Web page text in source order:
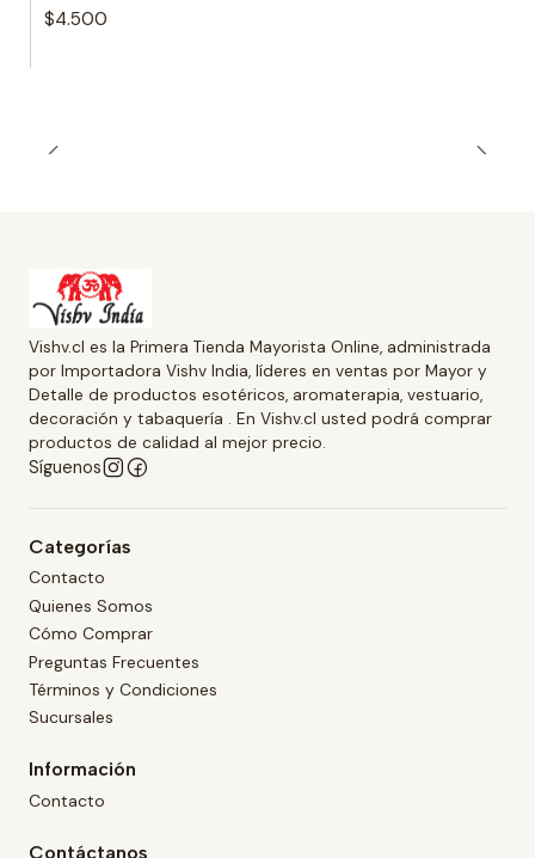
$4.500
Vishv.cl es la Primera Tienda Mayorista Online, administrada
por Importadora Vishv India, líderes en ventas por Mayor y
Detalle de productos esotéricos, aromaterapia, vestuario,
decoración y tabaquería . En Vishv.cl usted podrá comprar
productos de calidad al mejor precio.
Síguenos
Categorías
Contacto
Quienes Somos
Cómo Comprar
Preguntas Frecuentes
Términos y Condiciones
Sucursales
Información
Contacto
Contáctanos